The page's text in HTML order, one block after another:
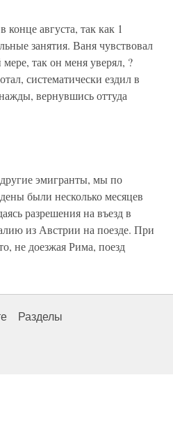
августа, так как 1
занятия. Ваня чувствовал
так он меня уверял, ?
систематически ездил в
вернувшись оттуда
эмигранты, мы по
были несколько месяцев
разрешения на въезд в
из Австрии на поезде. При
не доезжая Рима, поезд
Разделы